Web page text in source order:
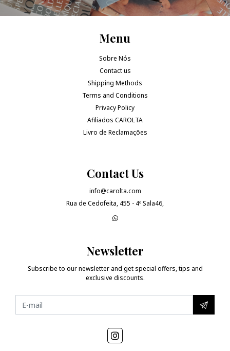
Menu
Sobre Nós
Contact us
Shipping Methods
Terms and Conditions
Privacy Policy
Afiliados CAROLTA
Livro de Reclamações
Contact Us
info@carolta.com
Rua de Cedofeita, 455 - 4º Sala46,
Newsletter
Subscribe to our newsletter and get special offers, tips and
exclusive discounts.